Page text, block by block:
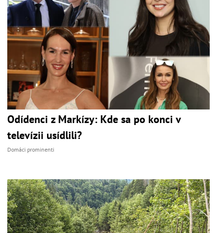
Odídenci z Markízy: Kde sa po konci v
televízii usídlili?
Domáci prominenti